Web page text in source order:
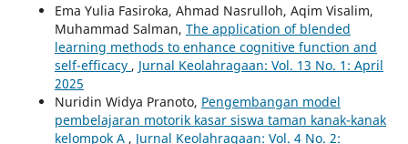
Ema Yulia Fasiroka, Ahmad Nasrulloh, Aqim Visalim,
Muhammad Salman, The application of blended
learning methods to enhance cognitive function and
self-efficacy , Jurnal Keolahragaan: Vol. 13 No. 1: April
2025
Nuridin Widya Pranoto, Pengembangan model
pembelajaran motorik kasar siswa taman kanak-kanak
kelompok A , Jurnal Keolahragaan: Vol. 4 No. 2: